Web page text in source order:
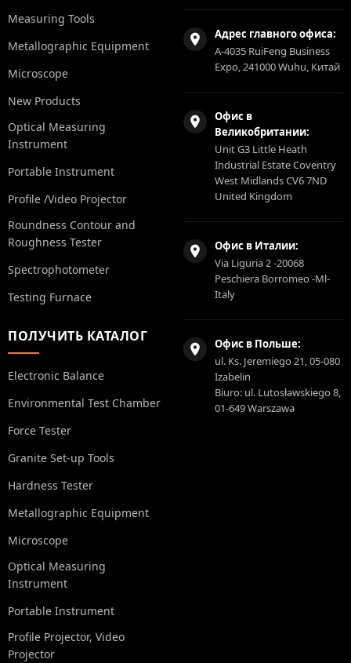
Measuring Tools
Metallographic Equipment
Microscope
New Products
Optical Measuring
Instrument
Portable Instrument
Profile /Video Projector
Roundness Contour and
Roughness Tester
Spectrophotometer
Testing Furnace
ПОЛУЧИТЬ КАТАЛОГ
Electronic Balance
Environmental Test Chamber
Force Tester
Granite Set-up Tools
Hardness Tester
Metallographic Equipment
Microscope
Optical Measuring
Instrument
Portable Instrument
Profile Projector, Video
Projector
Адрес главного офиса:
A-4035 RuiFeng Business
Expo, 241000 Wuhu, Китай
Офис в
Великобритании:
Unit G3 Little Heath
Industrial Estate Coventry
West Midlands CV6 7ND
United Kingdom
Офис в Италии:
Via Liguria 2 -20068
Peschiera Borromeo -Ml-
Italy
Офис в Польше:
ul. Ks. Jeremiego 21, 05-080
Izabelin
Biuro: ul. Lutosławskiego 8,
01-649 Warszawa